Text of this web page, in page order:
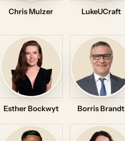
Chris Mulzer LukeUCraft
Esther Bockwyt Borris Brandt